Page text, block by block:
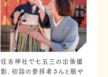
住吉神社で七五三の出張撮
影、初詣の参拝者さんと賑や